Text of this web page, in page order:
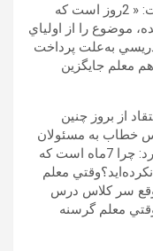
تير منطقه 10در اين‌باره به همشهري گفت: « 2روز است كه
موضوع را از اولياي
به‌علت پرداخت
معلم جايگزين
از بروز چنين
خطاب به مسئولان
آموزش و پرورش اين پرسش را مطرح كرد: چرا 7‌ماه است كه
معلم
موقع سر كلاس درس
معلم گرسنه